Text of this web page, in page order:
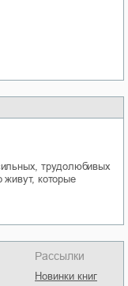
трудолюбивых
которые
Рассылки
Новинки книг